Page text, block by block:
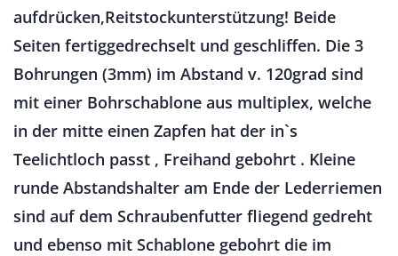
aufdrücken,Reitstockunterstützung! Beide
Seiten fertiggedrechselt und geschliffen. Die 3
Bohrungen (3mm) im Abstand v. 120grad sind
mit einer Bohrschablone aus multiplex, welche
in der mitte einen Zapfen hat der in`s
Teelichtloch passt , Freihand gebohrt . Kleine
runde Abstandshalter am Ende der Lederriemen
sind auf dem Schraubenfutter fliegend gedreht
und ebenso mit Schablone gebohrt die im